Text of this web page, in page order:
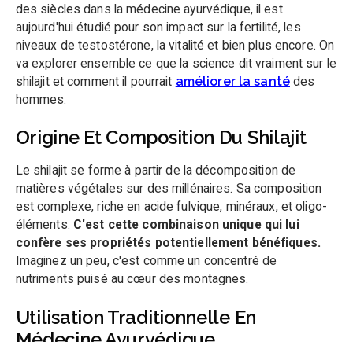
des siècles dans la médecine ayurvédique, il est
aujourd'hui étudié pour son impact sur la fertilité, les
niveaux de testostérone, la vitalité et bien plus encore. On
va explorer ensemble ce que la science dit vraiment sur le
shilajit et comment il pourrait améliorer la santédes
hommes.
Origine Et Composition Du Shilajit
Le shilajit se forme à partir de la décomposition de
matières végétales sur des millénaires. Sa composition
est complexe, riche en acide fulvique, minéraux, et oligo-
éléments. C'est cette combinaison unique qui lui
confère ses propriétés potentiellement bénéfiques.
Imaginez un peu, c'est comme un concentré de
nutriments puisé au cœur des montagnes.
Utilisation Traditionnelle En